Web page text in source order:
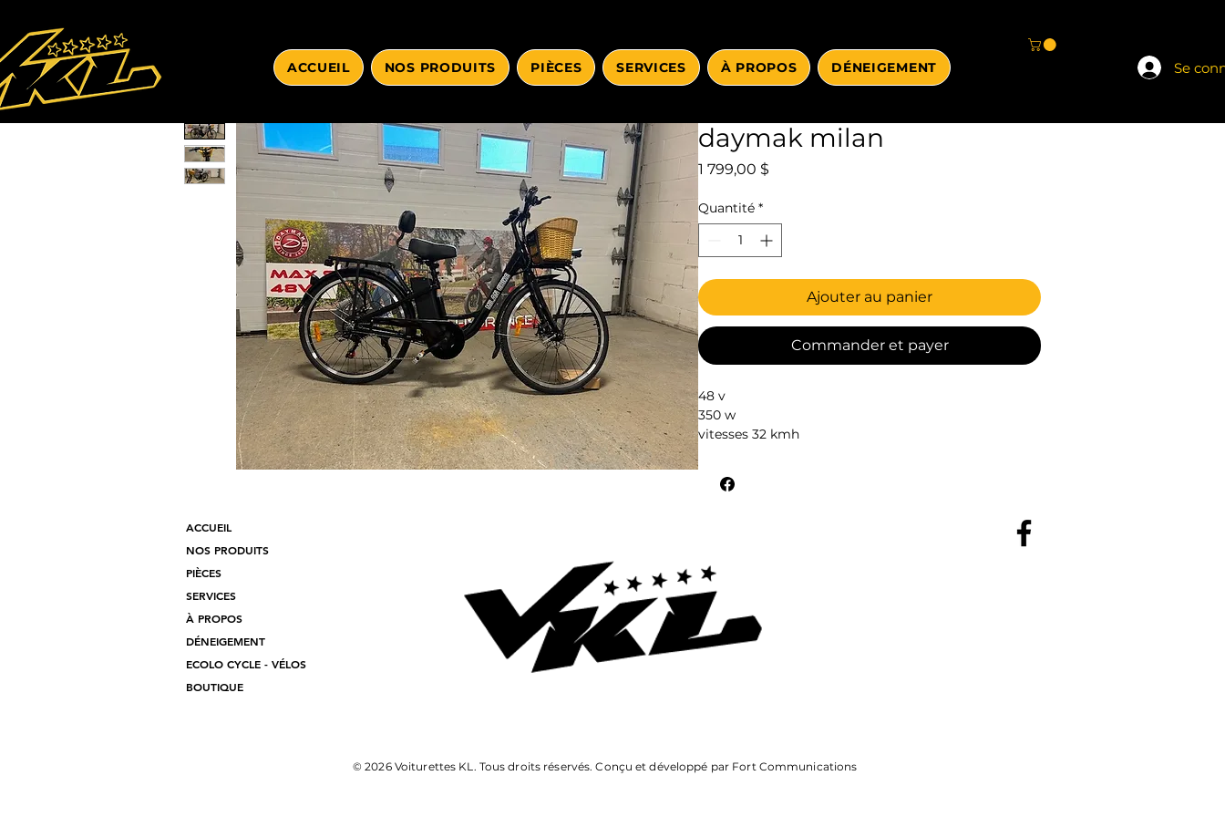
ACCUEIL NOS PRODUITS PIÈCES SERVICES À PROPOS DÉNEIGEMENT Se
daymak milan
1 799,00 $
Quantité *
Ajouter au panier
Commander et payer
48 v
350 w
vitesses 32 kmh
capacite de charge 350 lbs
ACCUEIL
NOS PRODUITS
PIÈCES
SERVICES
À PROPOS
DÉNEIGEMENT
ECOLO CYCLE - VÉLOS
BOUTIQUE
© 2026 Voiturettes KL. Tous droits réservés. Conçu et développé par Fort Communications